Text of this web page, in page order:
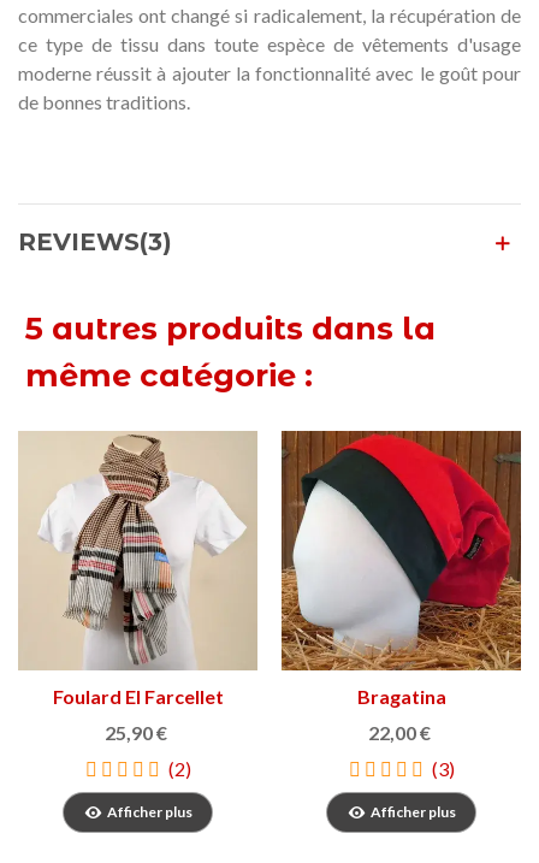
commerciales ont changé si radicalement, la récupération de
ce type de tissu dans toute espèce de vêtements d'usage
moderne réussit à ajouter la fonctionnalité avec le goût pour
de bonnes traditions.
REVIEWS(3)
5 autres produits dans la
même catégorie :
Foulard El Farcellet
25,90 €
(2)
Afficher plus
Bragatina
22,00 €
(3)
Afficher plus